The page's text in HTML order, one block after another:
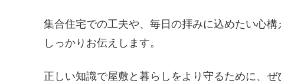
集合住宅での工夫や、毎日の拝みに込めたい心
しっかりお伝えします。
正しい知識で屋敷と暮らしをより守るために、ぜ